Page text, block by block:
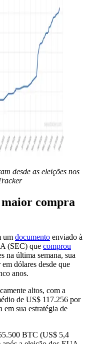
desde as eleições nos
compra
um documento enviado à
(SEC) que comprou
na última semana, sua
dólares desde que
anos.
altos, com a
de US$ 117.256 por
sua estratégia de
BTC (US$ 5,4